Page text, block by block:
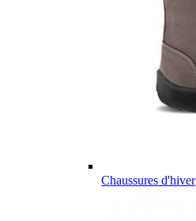
Chaussures d'hiver